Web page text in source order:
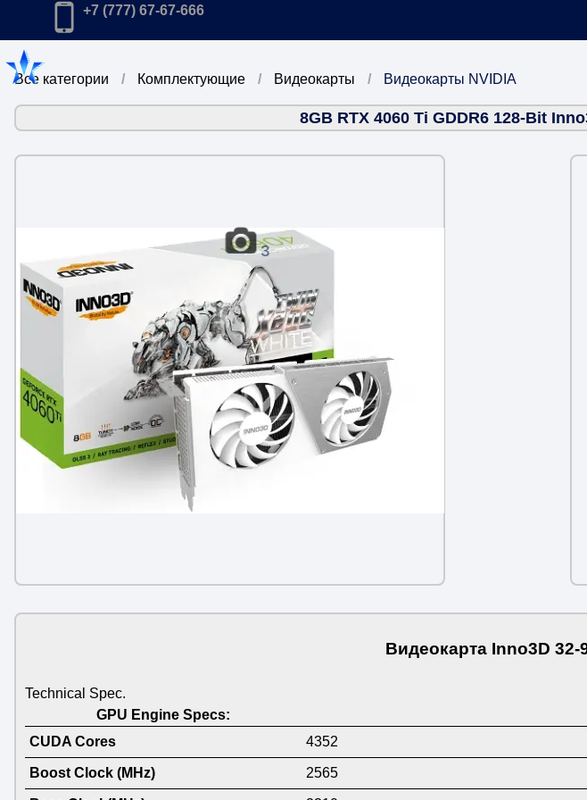
Главная
Позвонить в компанию по телефону:
+7 (777) 67-67-666
Видеокарты NVIDIA
Видеокарты
Комплектующие
Все категории
8GB RTX 4060 Ti GDDR6 128-Bit
3
Видеокарта Inno3D 32-
Technical Spec.
GPU Engine Specs:
CUDA Cores
4352
Boost Clock (MHz) 2565